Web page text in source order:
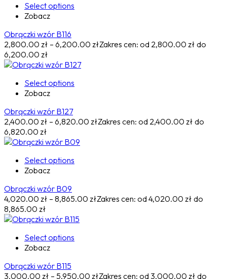
Select options
Zobacz
Obrączki wzór B116
2,800.00 zł – 6,200.00 złZakres cen: od 2,800.00 zł do
6,200.00 zł
Select options
Zobacz
Obrączki wzór B127
2,400.00 zł – 6,820.00 złZakres cen: od 2,400.00 zł do
6,820.00 zł
Select options
Zobacz
Obrączki wzór B09
4,020.00 zł – 8,865.00 złZakres cen: od 4,020.00 zł do
8,865.00 zł
Select options
Zobacz
Obrączki wzór B115
3,000.00 zł – 5,950.00 złZakres cen: od 3,000.00 zł do